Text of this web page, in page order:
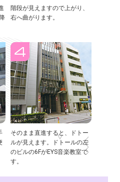
階段が見えますので上がり、
右へ曲がります。
そのまま直進すると、ドトー
ルが見えます。ドトールの左
のビルの6FがEYS音楽教室で
す。